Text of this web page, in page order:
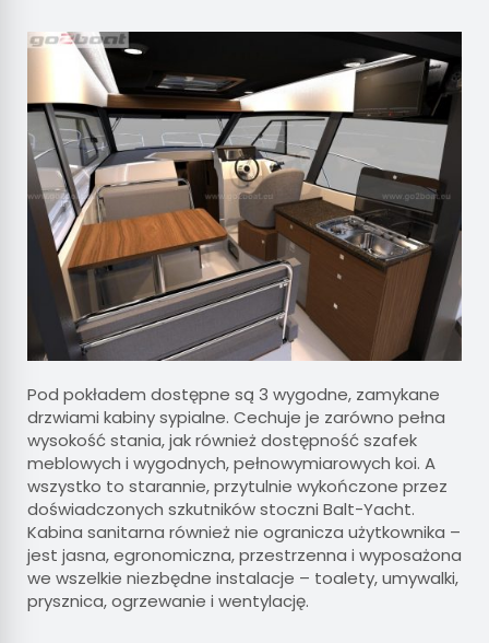
Pod pokładem dostępne są 3 wygodne, zamykane
drzwiami kabiny sypialne. Cechuje je zarówno pełna
wysokość stania, jak również dostępność szafek
meblowych i wygodnych, pełnowymiarowych koi. A
wszystko to starannie, przytulnie wykończone przez
doświadczonych szkutników stoczni Balt-Yacht.
Kabina sanitarna również nie ogranicza użytkownika –
jest jasna, egronomiczna, przestrzenna i wyposażona
we wszelkie niezbędne instalacje – toalety, umywalki,
prysznica, ogrzewanie i wentylację.